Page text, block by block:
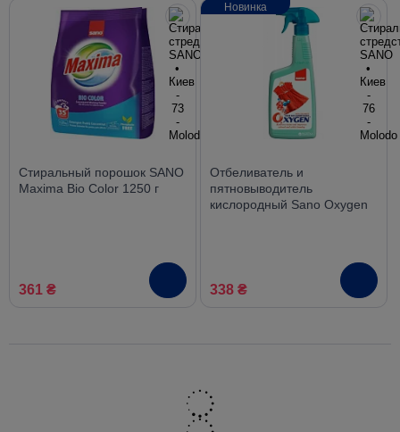
Стиральный порошок SANO
Maxima Bio Color 1250 г
361 ₴
Отбеливатель и
пятновыводитель
кислородный Sano Oxygen
338 ₴
Новинка